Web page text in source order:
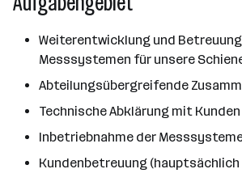
Weiterentwicklung und
Messsystemen für unsere
Abteilungsübergreifende
Technische Abklärung mit
Inbetriebnahme der
Kundenbetreuung (hauptsächlich